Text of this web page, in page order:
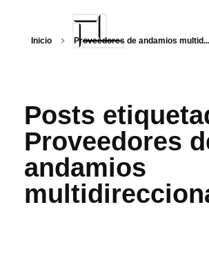
Inicio Proveedores de andamios multid...
Posts
Proveedores
andamios